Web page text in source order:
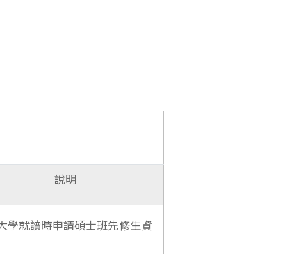
說明
學就讀時申請碩士班先修生資